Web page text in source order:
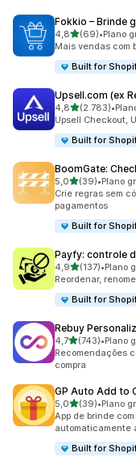
Fokkio – Brinde
4,8de 5 estrelas
(69)
69 avaliações ao
•Plano
Mais vendas com
Built for
Upsell.com (ex
4,8de 5 estrelas
(2.783)
2783 avaliações
•
Upsell Checkout,
Built for
BoomGate:
5,0de 5 estrelas
(39)
39 avaliações ao
•Plano
Crie regras sem
pagamentos
Built for
Payfy: controle
4,9de 5 estrelas
(137)
137 avaliações ao
•Plano
Reordenar,
Built for
Rebuy
4,7de 5 estrelas
(743)
743 avaliações ao
•Plano
Recomendações
compra
GP Auto Add to
5,0de 5 estrelas
(39)
39 avaliações ao
•Plano
App de brinde
automaticamente
Built for